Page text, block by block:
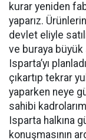
kurar yeniden
yaparız.
devlet eliyle
ve buraya büyük
Isparta’yı
çıkartıp tekrar
yaparken neye
sahibi
Isparta halkına
konuşmasının